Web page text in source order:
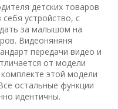
детских товаров
себя устройство, с
за малышом на
Видеоняняня
передачи видео и
от модели
этой модели
остальные функции
идентичны.